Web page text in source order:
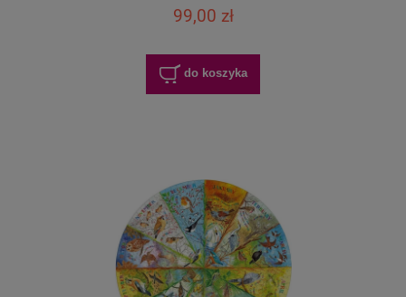
99,00 zł
do koszyka